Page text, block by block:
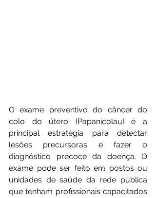
O exame preventivo do câncer do
colo do útero (Papanicolau) é a
principal estratégia para detectar
lesões precursoras e fazer o
diagnóstico precoce da doença. O
exame pode ser feito em postos ou
unidades de saúde da rede pública
que tenham profissionais capacitados